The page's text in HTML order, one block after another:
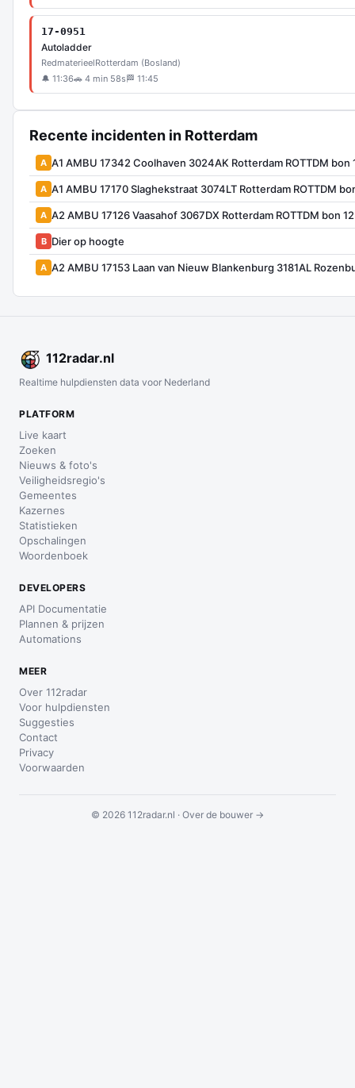
17-0951
Autoladder
RedmaterieelRotterdam (Bosland)
🔔 11:36🚗 4 min 58s 🏁 11:45
Recente incidenten in Rotterdam
A A1 AMBU 17342 Coolhaven 3024AK Rotterdam ROTTDM bon
A A1 AMBU 17170 Slaghekstraat 3074LT Rotterdam ROTTDM
A A2 AMBU 17126 Vaasahof 3067DX Rotterdam ROTTDM bon
B Dier op hoogte
A A2 AMBU 17153 Laan van Nieuw Blankenburg 3181AL
112radar.nl
Realtime hulpdiensten data voor Nederland
PLATFORM
Live kaart
Zoeken
Nieuws & foto's
Veiligheidsregio's
Gemeentes
Kazernes
Statistieken
Opschalingen
Woordenboek
DEVELOPERS
API Documentatie
Plannen & prijzen
Automations
MEER
Over 112radar
Voor hulpdiensten
Suggesties
Contact
Privacy
Voorwaarden
© 2026 112radar.nl · Over de bouwer →